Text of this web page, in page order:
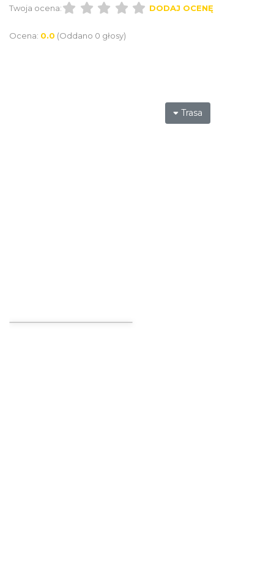
Twoja ocena: DODAJ OCENĘ
Ocena: 0.0 (Oddano 0 głosy)
Trasa